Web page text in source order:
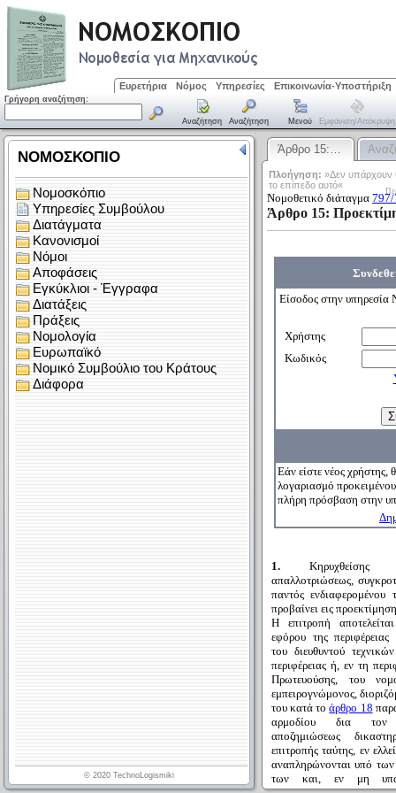
Ευρετήρια Νόμος Υπηρεσίες Επικοινωνία-Υποστήριξη
Γρήγορη αναζήτηση:
Αναζήτηση Αναζήτηση Μενού Εμφάνιση/απόκρυψη
Άρθρο 15:…